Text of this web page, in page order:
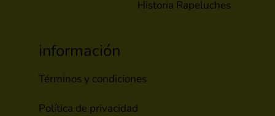
Historia Rapeluches
información
Términos y condiciones
Política de privacidad